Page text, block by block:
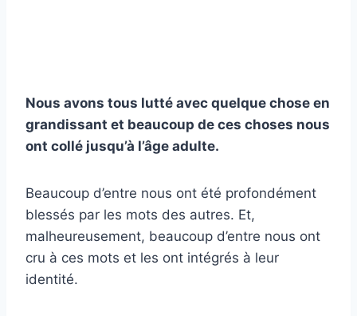
Nous avons tous lutté avec quelque chose en
grandissant et beaucoup de ces choses nous
ont collé jusqu’à l’âge adulte.
Beaucoup d’entre nous ont été profondément
blessés par les mots des autres. Et,
malheureusement, beaucoup d’entre nous ont
cru à ces mots et les ont intégrés à leur
identité.